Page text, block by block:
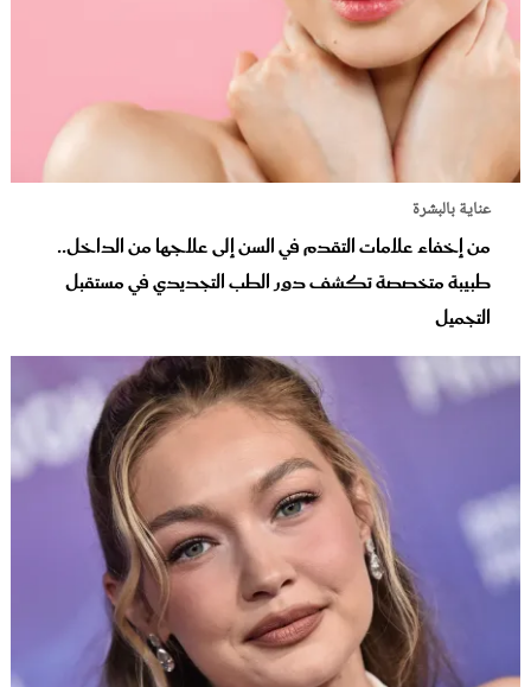
عناية بالبشرة
من إخفاء علامات التقدم في السن إلى علاجها من الداخل..
طبيبة متخصصة تكشف دور الطب التجديدي في مستقبل
التجميل